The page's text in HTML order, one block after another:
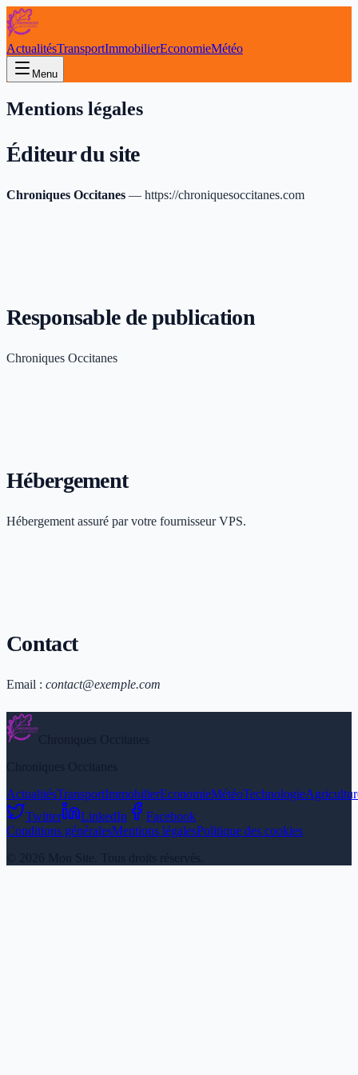
ActualitésTransportImmobilierEconomieMétéo
Menu
Mentions légales
Éditeur du site
Chroniques Occitanes — https://chroniquesoccitanes.com
Responsable de publication
Chroniques Occitanes
Hébergement
Hébergement assuré par votre fournisseur VPS.
Contact
Email : contact@exemple.com
ActualitésTransportImmobilierEconomieMétéoTechnologie
Twitter
LinkedIn
Facebook
Conditions généralesMentions légalesPolitique des cookies